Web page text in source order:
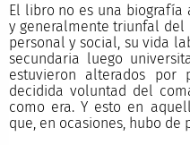
El libro no es una
y generalmente triunfal del
personal y social, su vida
secundaria luego
estuvieron alterados por
decidida voluntad del
como era. Y esto en
que, en ocasiones, hubo de